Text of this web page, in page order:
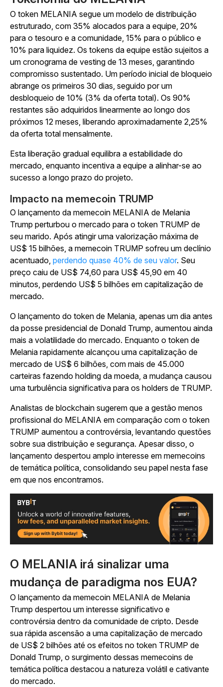
O token MELANIA segue um modelo de distribuição
estruturado, com 35% alocados para a equipe, 20%
para o tesouro e a comunidade, 15% para o público e
10% para liquidez. Os tokens da equipe estão sujeitos a
um cronograma de vesting de 13 meses, garantindo
compromisso sustentado. Um período inicial de bloqueio
abrange os primeiros 30 dias, seguido por um
desbloqueio de 10% (3% da oferta total). Os 90%
restantes são adquiridos linearmente ao longo dos
próximos 12 meses, liberando aproximadamente 2,25%
da oferta total mensalmente.
Esta liberação gradual equilibra a estabilidade do
mercado, enquanto incentiva a equipe a alinhar-se ao
sucesso a longo prazo do projeto.
Impacto na memecoin TRUMP
O lançamento da memecoin MELANIA de Melania
Trump perturbou o mercado para o token TRUMP de
seu marido. Após atingir uma valorização máxima de
US$ 15 bilhões, a memecoin TRUMP sofreu um declínio
acentuado, perdendo quase 40% de seu valor. Seu
preço caiu de US$ 74,60 para US$ 45,90 em 40
minutos, perdendo US$ 5 bilhões em capitalização de
mercado.
O lançamento do token de Melania, apenas um dia antes
da posse presidencial de Donald Trump, aumentou ainda
mais a volatilidade do mercado. Enquanto o token de
Melania rapidamente alcançou uma capitalização de
mercado de US$ 6 bilhões, com mais de 45.000
carteiras fazendo holding da moeda, a mudança causou
uma turbulência significativa para os holders de TRUMP.
Analistas de blockchain sugerem que a gestão menos
profissional do MELANIA em comparação com o token
TRUMP aumentou a controvérsia, levantando questões
sobre sua distribuição e segurança. Apesar disso, o
lançamento despertou amplo interesse em memecoins
de temática política, consolidando seu papel nesta fase
em que nos encontramos.
O MELANIA irá sinalizar uma
mudança de paradigma nos EUA?
O lançamento da memecoin MELANIA de Melania
Trump despertou um interesse significativo e
controvérsia dentro da comunidade de cripto. Desde
sua rápida ascensão a uma capitalização de mercado
de US$ 2 bilhões até os efeitos no token TRUMP de
Donald Trump, o surgimento dessas memecoins de
temática política destacou a natureza volátil e cativante
do mercado.